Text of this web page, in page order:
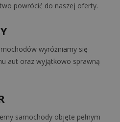
powrócić do naszej oferty.
wyróżniamy się
aut oraz wyjątkowo sprawną
samochody objęte pełnym